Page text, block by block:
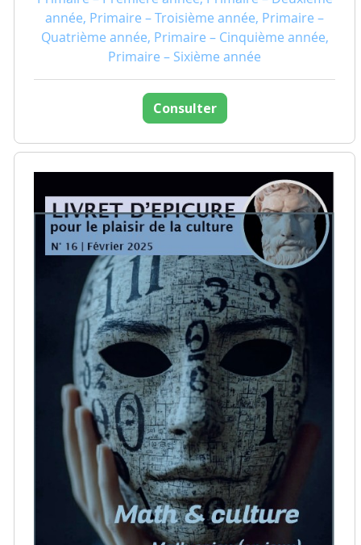
année, Primaire – Troisième année, Primaire –
Quatrième année, Primaire – Cinquième année,
Primaire – Sixième année
Consulter